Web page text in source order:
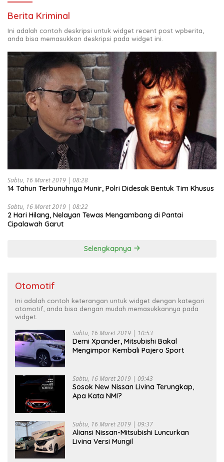
Berita Kriminal
Ini adalah contoh deskripsi untuk widget recent post wpberita,
anda bisa memasukkan deskripsi pada widget ini.
Sabtu, 16 Maret 2019 | 08:28
14 Tahun Terbunuhnya Munir, Polri Didesak Bentuk Tim Khusus
Sabtu, 16 Maret 2019 | 08:22
2 Hari Hilang, Nelayan Tewas Mengambang di Pantai
Cipalawah Garut
Selengkapnya
Otomotif
Ini adalah contoh keterangan untuk widget dengan kategori
otomotif, anda bisa dengan mudah memasukkannya pada
widget.
Sabtu, 16 Maret 2019 | 10:53
Demi Xpander, Mitsubishi Bakal
Mengimpor Kembali Pajero Sport
Sabtu, 16 Maret 2019 | 09:43
Sosok New Nissan Livina Terungkap,
Apa Kata NMI?
Sabtu, 16 Maret 2019 | 09:37
Aliansi Nissan-Mitsubishi Luncurkan
Livina Versi Mungil